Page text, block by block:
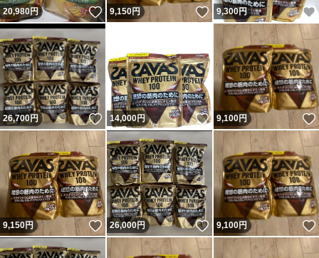
20,980円 いいね！
9,150円 いいね！
9,300円
26,700円 いいね！
14,000円 いいね！
9,100円
9,150円 いいね！
26,000円 いいね！
9,100円